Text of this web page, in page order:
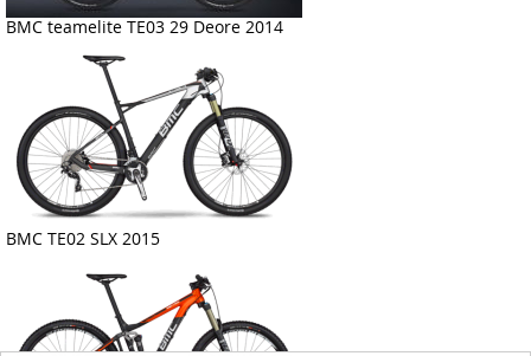
BMC teamelite TE03 29 Deore 2014
BMC TE02 SLX 2015